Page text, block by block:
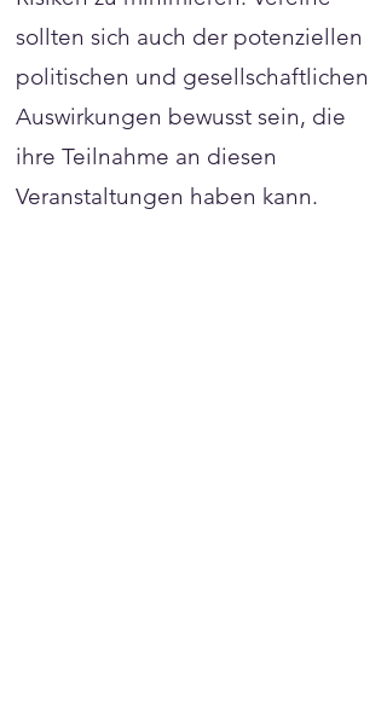
sollten sich auch der potenziellen
politischen und gesellschaftlichen
Auswirkungen bewusst sein, die
ihre Teilnahme an diesen
Veranstaltungen haben kann.